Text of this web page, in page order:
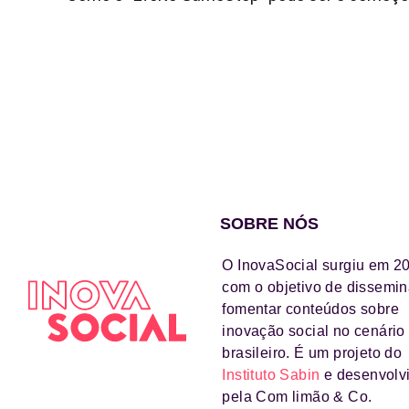
SOBRE NÓS
O InovaSocial surgiu em
com o objetivo de
fomentar conteúdos sobre
inovação social no cenário
brasileiro. É um projeto do
Instituto Sabin e
pela Com limão & Co.